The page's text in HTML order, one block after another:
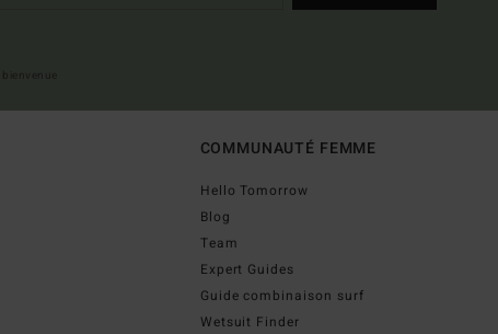
COMMUNAUTÉ FEMME
Hello Tomorrow
Blog
Team
Expert Guides
Guide combinaison surf
Wetsuit Finder